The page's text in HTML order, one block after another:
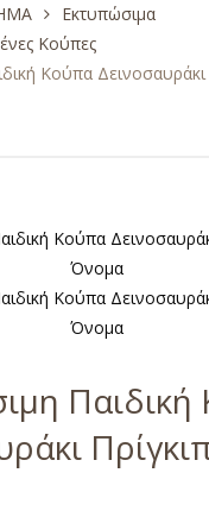
Εκτυπώσιμα
Κούπες
Κούπα Δεινοσαυράκι